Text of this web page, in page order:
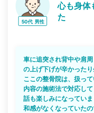
50代 男性
心も身体
た
車に追突され背中や肩
の上げ下げが辛かった
ここの整骨院は、扱っ
内容の施術法で対応し
話も楽しみになってい
和感がなくなっていた